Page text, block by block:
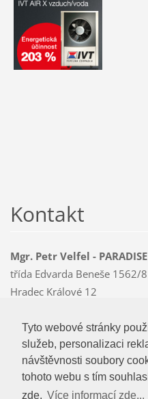
Tyto webové stránky
služeb, personalizaci
návštevnosti soubory
tohoto webu s tím
Více informací zde...
Tyto webové stránky
služeb, personalizaci
návštěvnosti soubory
tohoto webu s tím
zde. Více informací zde...
Kontakt
Mgr. Petr Velfel -
třída Edvarda Beneše 1562/8
Hradec Králové 12
Mobil: 603 478 763
paradise@czMEDIA.eu